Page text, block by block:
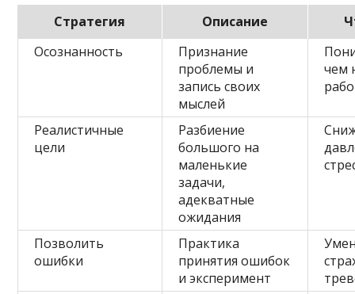
Стратегия Описание
Осознанность
Признание
проблемы и
запись своих
мыслей
чем
Реалистичные
цели
Разбиение
большого на
маленькие
задачи,
адекватные
ожидания
Позволить
ошибки
Практика
принятия ошибок
и эксперимент